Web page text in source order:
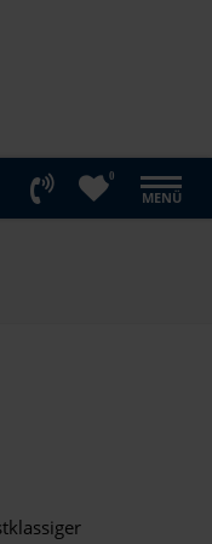
0
MENÜ